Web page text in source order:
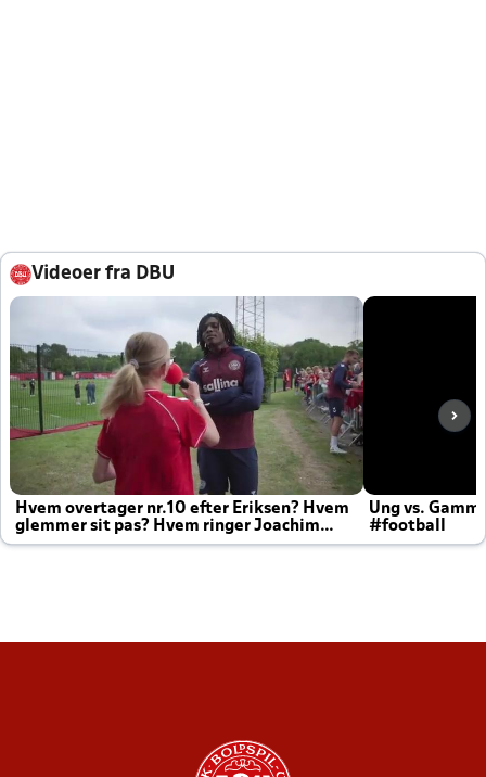
Videoer fra DBU
Hvem overtager nr.10 efter Eriksen? Hvem
glemmer sit pas? Hvem ringer Joachim
altid til efter kampe?
Ung vs.
#football